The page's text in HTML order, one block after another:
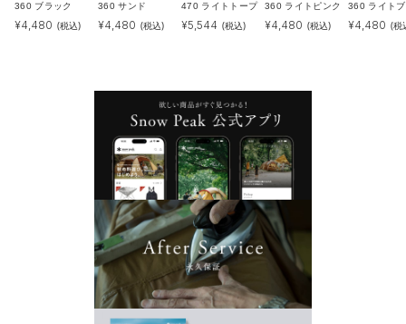
360 ブラック
¥4,480 (税込)
360 サンド
¥4,480 (税込)
470 ライトトープ
¥5,544 (税込)
360 ライトピンク
¥4,480 (税込)
360 ライト
¥4,480 (税